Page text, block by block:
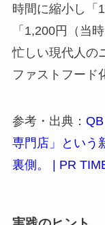
時間に縮小し「
「1,200円（当
忙しい現代人の
ファストフード
参考・出典：
専門店」という
裏側。 | PR